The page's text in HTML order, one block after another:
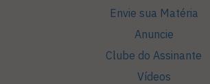
Envie sua Matéria
Anuncie
Clube do Assinante
Vídeos